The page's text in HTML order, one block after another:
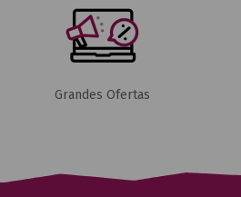
Grandes Ofertas